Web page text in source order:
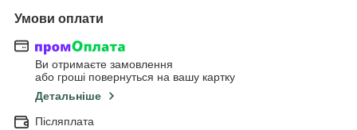
Умови оплати
Ви отримаєте замовлення
або гроші повернуться на вашу картку
Детальніше
Післяплата